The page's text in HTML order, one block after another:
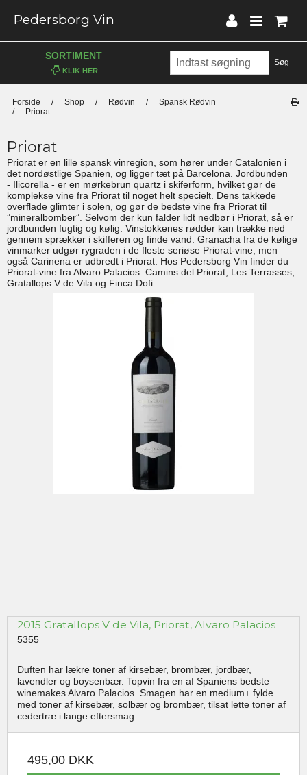
Pedersborg Vin
Søg
SORTIMENT
Forside / Shop / Rødvin /
Spansk Rødvin
/
Priorat
Priorat
Priorat er en lille spansk vinregion, som hører under Catalonien i
det nordøstlige Spanien, og ligger tæt på Barcelona. Jordbunden
- Ilicorella - er en mørkebrun quartz i skiferform, hvilket gør de
komplekse vine fra Priorat til noget helt specielt. Dens takkede
overflade glimter i solen, og gør de bedste vine fra Priorat til
”mineralbomber”. Selvom der kun falder lidt nedbør i Priorat, så er
jordbunden fugtig og kølig. Vinstokkenes rødder kan trække ned
gennem sprækker i skifferen og finde vand. Granacha fra de kølige
vinmarker udgør rygraden i de fleste seriøse Priorat-vine, men
også Carinena er udbredt i Priorat. Hos Pedersborg Vin finder du
Priorat-vine fra Alvaro Palacios: Camins del Priorat, Les Terrasses,
Gratallops V de Vila og Finca Dofi.
2015 Gratallops V de Vila, Priorat, Alvaro Palacios
5355
Duften har lækre toner af kirsebær, brombær, jordbær,
lavendler og boysenbær. Topvin fra en af Spaniens bedste
winemakes Alvaro Palacios. Smagen har en medium+ fylde
med toner af kirsebær, solbær og brombær, tilsat lette toner af
cedertræ i lange eftersmag.
495,00 DKK